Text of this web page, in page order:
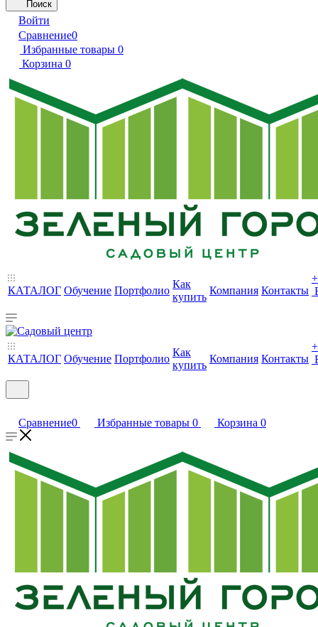
Поиск
Войти
Сравнение0
Избранные товары 0
Корзина 0
КАТАЛОГ Обучение Портфолио
Как
купить
Компания Контакты
+
КАТАЛОГ Обучение Портфолио
Как
купить
Компания Контакты
+
Сравнение0 Избранные товары 0 Корзина 0